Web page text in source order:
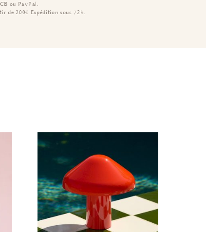
ou PayPal.
de 200€ Expédition sous 72h.